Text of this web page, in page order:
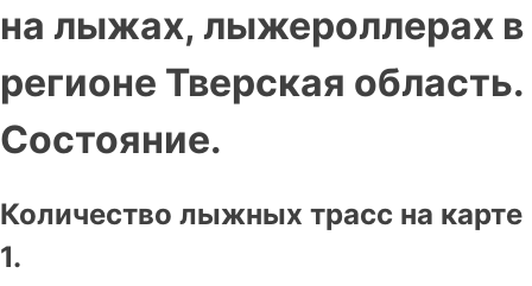
на лыжах, лыжероллерах в
регионе Тверская область.
Состояние.
Количество лыжных трасс на карте
1.